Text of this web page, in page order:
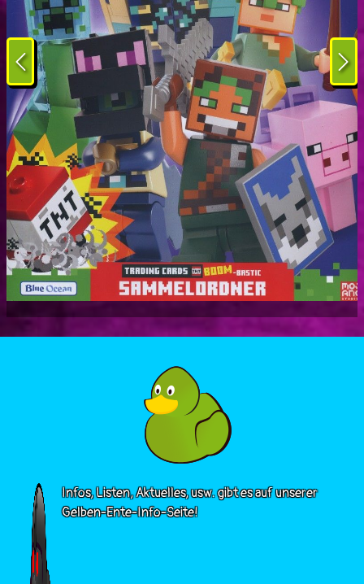
Infos, Listen, Aktuelles, usw. gibt es auf unserer
Gelben-Ente-Info-Seite!